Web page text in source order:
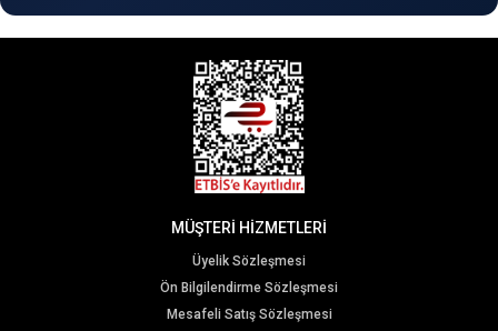
MÜŞTERİ HİZMETLERİ
Üyelik Sözleşmesi
Ön Bilgilendirme Sözleşmesi
Mesafeli Satış Sözleşmesi